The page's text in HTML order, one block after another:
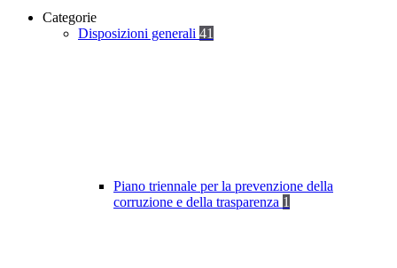
Categorie
Disposizioni generali 41
Piano triennale per la prevenzione della
corruzione e della trasparenza 1